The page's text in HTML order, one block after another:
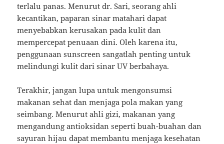
terlalu panas. Menurut dr. Sari, seorang ahli
kecantikan, paparan sinar matahari dapat
menyebabkan kerusakan pada kulit dan
mempercepat penuaan dini. Oleh karena itu,
penggunaan sunscreen sangatlah penting untuk
melindungi kulit dari sinar UV berbahaya.
Terakhir, jangan lupa untuk mengonsumsi
makanan sehat dan menjaga pola makan yang
seimbang. Menurut ahli gizi, makanan yang
mengandung antioksidan seperti buah-buahan dan
sayuran hijau dapat membantu menjaga kesehatan